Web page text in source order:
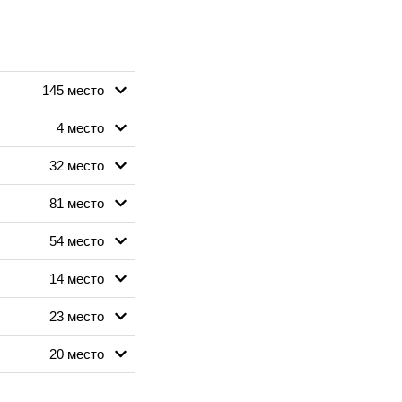
145 место
4 место
32 место
81 место
54 место
14 место
23 место
20 место